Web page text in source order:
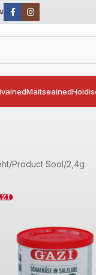
Maitseained
Product Sool 2,4g